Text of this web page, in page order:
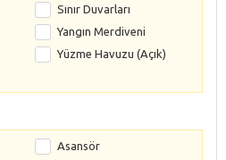
Sınır Duvarları
Yangın Merdiveni
Yüzme Havuzu (Açık)
Asansör